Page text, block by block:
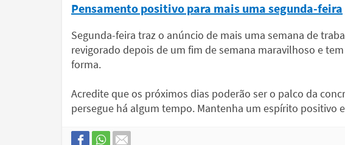
Pensamento positivo para mais uma segunda-feira
Segunda-feira traz o anúncio de mais uma semana de
revigorado depois de um fim de semana maravilhoso e
forma.
Acredite que os próximos dias poderão ser o palco da
persegue há algum tempo. Mantenha um espírito positivo